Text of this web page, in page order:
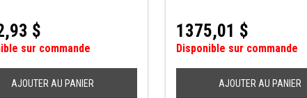
$
sur commande
AJOUTER AU PANIER
1375,01 $
Disponible sur commande
AJOUTER AU PANIER